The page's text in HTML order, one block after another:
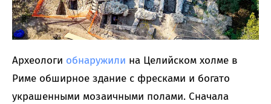
Археологи обнаружили на Целийском холме в
Риме обширное здание с фресками и богато
украшенными мозаичными полами. Сначала